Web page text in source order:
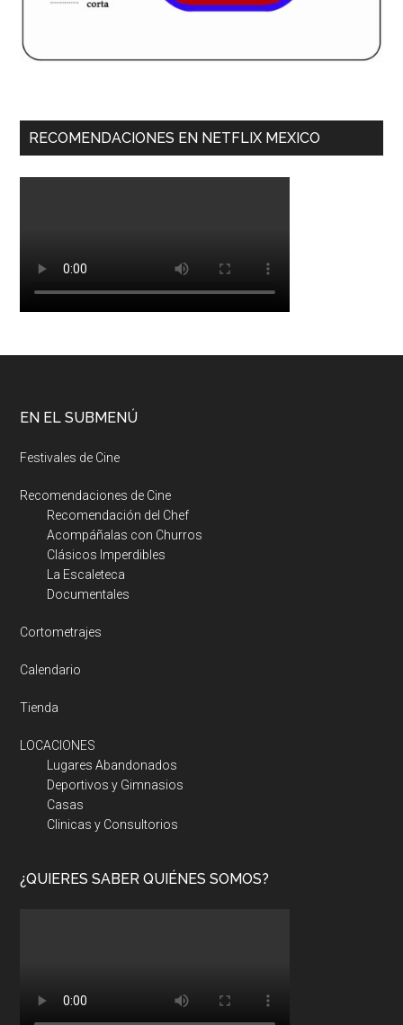
RECOMENDACIONES EN NETFLIX MEXICO
EN EL SUBMENÚ
Festivales de Cine
Recomendaciones de Cine
Recomendación del Chef
Acompáñalas con Churros
Clásicos Imperdibles
La Escaleteca
Documentales
Cortometrajes
Calendario
Tienda
LOCACIONES
Lugares Abandonados
Deportivos y Gimnasios
Casas
Clinicas y Consultorios
¿QUIERES SABER QUIÉNES SOMOS?